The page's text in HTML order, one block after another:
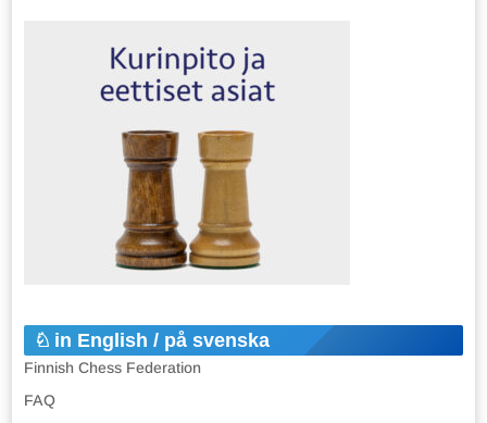
in English / på svenska
Finnish Chess Federation
FAQ